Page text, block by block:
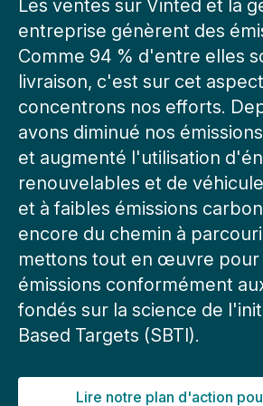
Les ventes sur Vinted et la
entreprise génèrent des
Comme 94 % d'entre elles
livraison, c'est sur cet
concentrons nos efforts.
avons diminué nos
et augmenté l'utilisation
renouvelables et de
et à faibles émissions
encore du chemin à
mettons tout en œuvre pour
émissions conformément
fondés sur la science de
Based Targets (SBTI).
Lire notre plan d'action